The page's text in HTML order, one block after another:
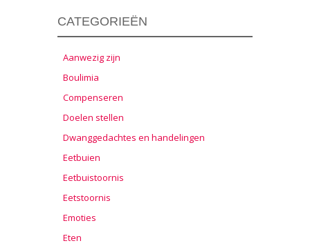
CATEGORIEËN
Aanwezig zijn
Boulimia
Compenseren
Doelen stellen
Dwanggedachtes en handelingen
Eetbuien
Eetbuistoornis
Eetstoornis
Emoties
Eten